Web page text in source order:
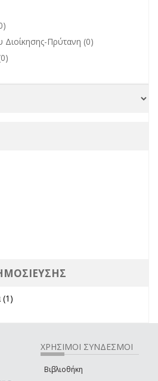
Πρύτανη (0)
ΧΡΗΣΙΜΟΙ ΣΥΝΔΕΣΜΟΙ
Βιβλιοθήκη